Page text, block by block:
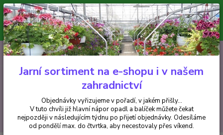
Minimální hodnota pro odeslání z e-shopu je 300 Kč.
V tuto chvíli již hlavní nápor objednávek opadl a balíček můžete čekat
nejpozději v následujícím týdnu po přijetí objednávky. Objednávky
vyřizujeme v pořadí, v jakém přišly...
CZK
Hledat
+420 602 223 614 0ks
za0 Kč
Jarní sortiment na e-shopu i v našem
zahradnictví
Objednávky vyřizujeme v pořadí, v jakém přišly...
V tuto chvíli již hlavní nápor opadl a balíček můžete čekat
nejpozději v následujícím týdnu po přijetí objednávky. Odesíláme
od pondělí max. do čtvrtka, aby necestovaly přes víkend.